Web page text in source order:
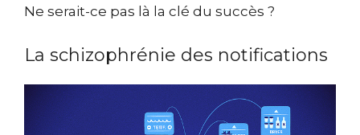
Ne serait-ce pas là la clé du succès ?
La schizophrénie des notifications